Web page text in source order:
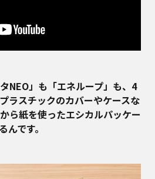
」も「エネループ」も、4
ラスチックのカバーやケースな
ら紙を使ったエシカルパッケー
です。